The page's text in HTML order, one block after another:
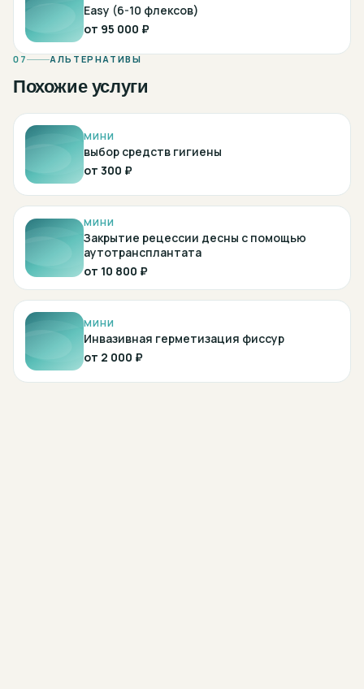
Easy (6-10 флексов)
от 95 000 ₽
07 АЛЬТЕРНАТИВЫ
Похожие услуги
МИНИ
выбор средств гигиены
от 300 ₽
МИНИ
Закрытие рецессии десны с помощью
аутотрансплантата
от 10 800 ₽
МИНИ
Инвазивная герметизация фиссур
от 2 000 ₽